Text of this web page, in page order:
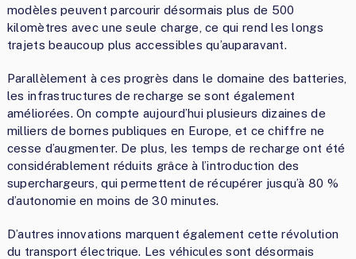
modèles peuvent parcourir désormais plus de 500
kilomètres avec une seule charge, ce qui rend les longs
trajets beaucoup plus accessibles qu’auparavant.
Parallèlement à ces progrès dans le domaine des batteries,
les infrastructures de recharge se sont également
améliorées. On compte aujourd’hui plusieurs dizaines de
milliers de bornes publiques en Europe, et ce chiffre ne
cesse d’augmenter. De plus, les temps de recharge ont été
considérablement réduits grâce à l’introduction des
superchargeurs, qui permettent de récupérer jusqu’à 80 %
d’autonomie en moins de 30 minutes.
D’autres innovations marquent également cette révolution
du transport électrique. Les véhicules sont désormais